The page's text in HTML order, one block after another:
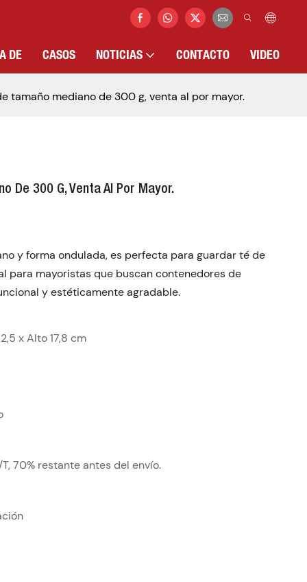
DE CASOS NOTICIAS CONTACTO VIDEO
tamaño mediano de 300 g, venta al por mayor.
De 300 G, Venta Al Por Mayor.
y forma ondulada, es perfecta para guardar té de
para mayoristas que buscan contenedores de
y estéticamente agradable.
x Alto 17,8 cm
70% restante antes del envío.